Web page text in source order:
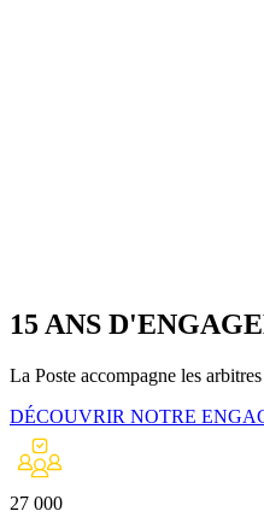
15 ANS
La Poste accompagne les
DÉCOUVRIR NOTRE
27 000